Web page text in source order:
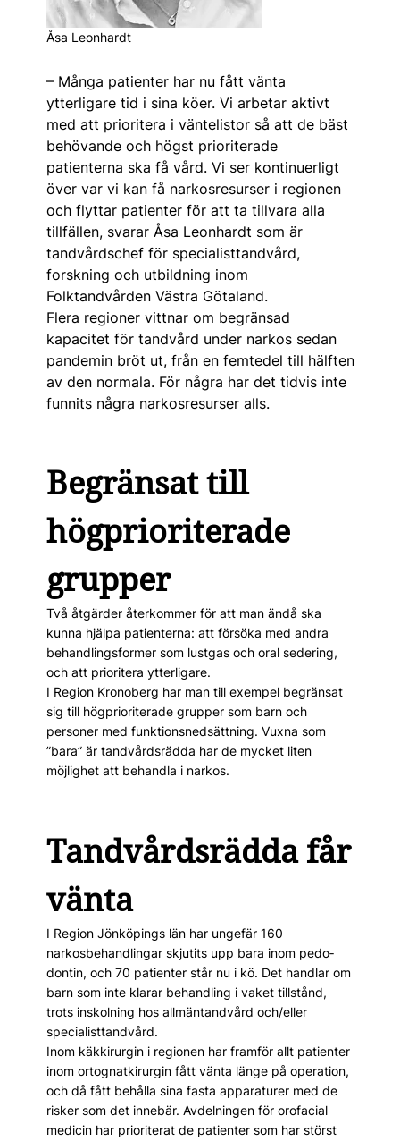
Åsa Leonhardt
– Många patienter har nu fått vänta
ytterligare tid i sina köer. Vi arbetar aktivt
med att prioritera i väntelistor så att de bäst
behövande och högst prioriterade
patienterna ska få vård. Vi ser kontinuerligt
över var vi kan få narkosresurser i regionen
och flyttar patienter för att ta tillvara alla
tillfällen, svarar Åsa Leonhardt som är
tandvårdschef för specialisttandvård,
forskning och utbildning inom
Folktandvården Västra Götaland.
Flera regioner vittnar om begränsad
kapacitet för tandvård under narkos sedan
pandemin bröt ut, från en femtedel till hälften
av den normala. För några har det tidvis inte
funnits några narkosresurser alls.
Begränsat till
högprioriterade
grupper
Två åtgärder återkommer för att man ändå ska
kunna hjälpa patienterna: att försöka med andra
behandlingsformer som lustgas och oral sedering,
och att prioritera ytterligare.
I Region Kronoberg har man till exempel begränsat
sig till högprioriterade grupper som barn och
personer med funktionsnedsättning. Vuxna som
”bara” är tandvårdsrädda har de mycket liten
möjlighet att behandla i narkos.
Tandvårdsrädda får
vänta
I Region Jönköpings län har ungefär 160
narkosbehandlingar skjutits upp bara inom pedo­
dontin, och 70 patienter står nu i kö. Det handlar om
barn som inte klarar behandling i ­vaket tillstånd,
trots inskolning hos allmäntandvård och/eller
specialist­tandvård.
Inom käk­kirurgin i regionen har framför allt patienter
inom ortognatkirurgin fått vänta länge på operation,
och då fått behålla sina fasta apparaturer med de
risker som det innebär. Avdelningen för orofacial
medicin har prioriterat de patienter som har störst